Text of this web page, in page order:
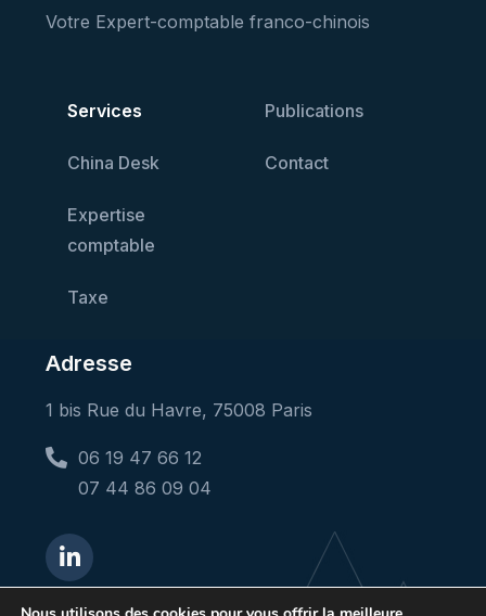
Votre Expert-comptable franco-chinois
Services
China Desk
Expertise
comptable
Taxe
Publications
Contact
Adresse
1 bis Rue du Havre, 75008 Paris
06 19 47 66 12
07 44 86 09 04